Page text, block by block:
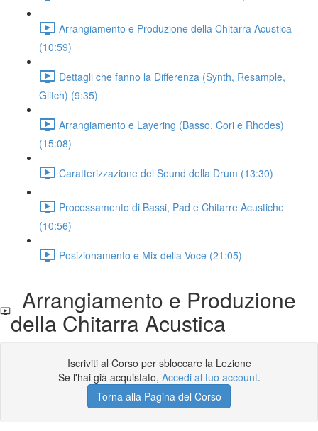
Arrangiamento e Produzione della Chitarra Acustica
(10:59)
Dettagli che fanno la Differenza (Synth, Resample,
Glitch) (9:35)
Arrangiamento e Layering (Basso, Cori e Rhodes)
(15:08)
Caratterizzazione del Sound della Drum (13:30)
Processamento di Bassi, Pad e Chitarre Acustiche
(10:56)
Posizionamento e Mix della Voce (21:05)
Arrangiamento e Produzione
della Chitarra Acustica
Iscriviti al Corso per sbloccare la Lezione
Se l'hai già acquistato, Accedi al tuo account.
Torna alla Pagina del Corso